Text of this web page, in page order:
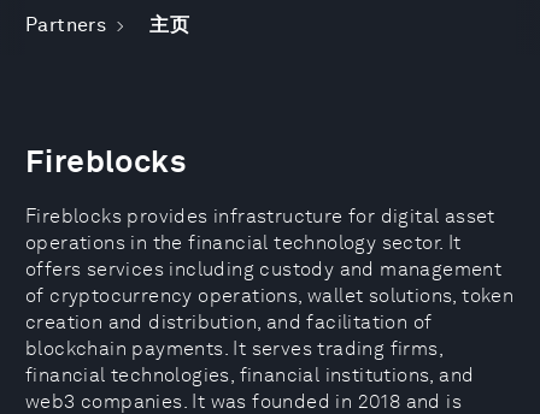
Partners 主页
Fireblocks
Fireblocks provides infrastructure for digital asset
operations in the financial technology sector. It
offers services including custody and management
of cryptocurrency operations, wallet solutions, token
creation and distribution, and facilitation of
blockchain payments. It serves trading firms,
financial technologies, financial institutions, and
web3 companies. It was founded in 2018 and is